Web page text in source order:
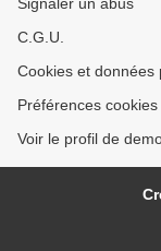
C.G.U.
Cookies et données
Préférences cookies
Voir le profil de